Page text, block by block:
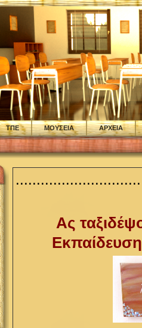
ΤΠΕ ΜΟΥΣΕΙΑ ΑΡΧΕΙΑ
Ας